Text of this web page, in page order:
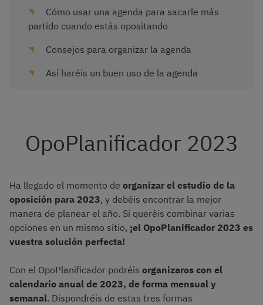
Cómo usar una agenda para sacarle más
partido cuando estás opositando
Consejos para organizar la agenda
Así haréis un buen uso de la agenda
OpoPlanificador 2023
Ha llegado el momento de organizar el estudio de la
oposición para 2023, y debéis encontrar la mejor
manera de planear el año. Si queréis combinar varias
opciones en un mismo sitio, ¡el OpoPlanificador 2023 es
vuestra solución perfecta!
Con el OpoPlanificador podréis organizaros con el
calendario anual de 2023, de forma mensual y
semanal. Dispondréis de estas tres formas